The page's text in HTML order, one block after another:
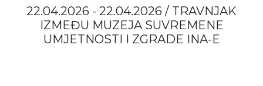
22.04.2026 - 22.04.2026 / TRAVNJAK
IZMEĐU MUZEJA SUVREMENE
UMJETNOSTI I ZGRADE INA-E